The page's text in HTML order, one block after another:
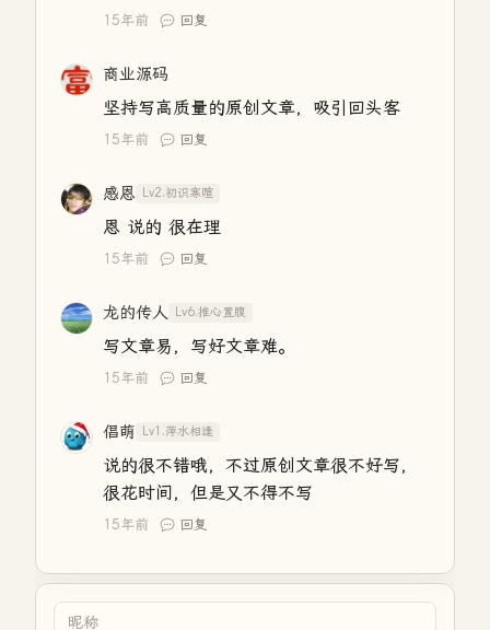
15年前 回复
商业源码
坚持写高质量的原创文章，吸引回头客
15年前 回复
感恩 Lv2.初识寒暄
恩 说的 很在理
15年前 回复
龙的传人 Lv6.推心置腹
写文章易，写好文章难。
15年前 回复
倡萌 Lv1.萍水相逢
说的很不错哦，不过原创文章很不好写，
很花时间，但是又不得不写
15年前 回复